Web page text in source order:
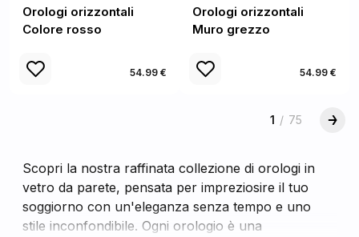
Orologi orizzontali
Colore rosso
54.99 €
Orologi orizzontali
Muro grezzo
54.99 €
1 / 75
Scopri la nostra raffinata collezione di orologi in
vetro da parete, pensata per impreziosire il tuo
soggiorno con un'eleganza senza tempo e uno
stile inconfondibile. Ogni orologio è una